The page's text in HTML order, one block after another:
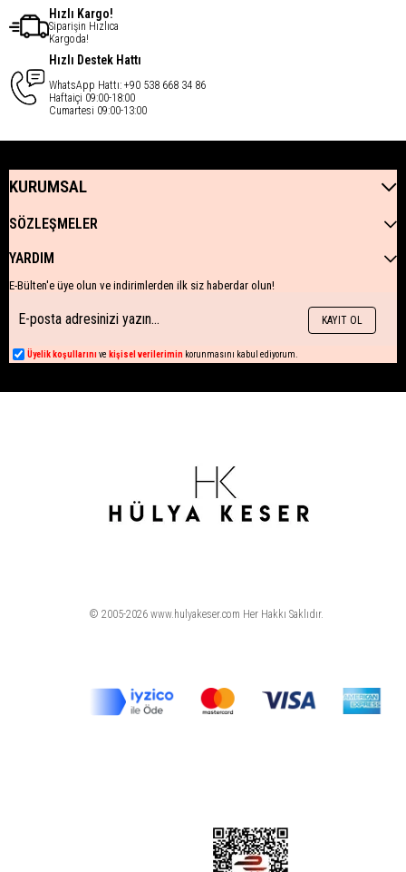
Hızlı Kargo!
Siparişin Hızlıca
Kargoda!
Hızlı Destek Hattı
WhatsApp Hattı: +90 538 668 34 86
Haftaiçi 09:00-18:00
Cumartesi 09:00-13:00
KURUMSAL
SÖZLEŞMELER
YARDIM
E-Bülten'e üye olun ve indirimlerden ilk siz haberdar olun!
KAYIT OL
Üyelik koşullarını ve kişisel verilerimin korunmasını kabul ediyorum.
© 2005-2026 www.hulyakeser.com Her Hakkı Saklıdır.